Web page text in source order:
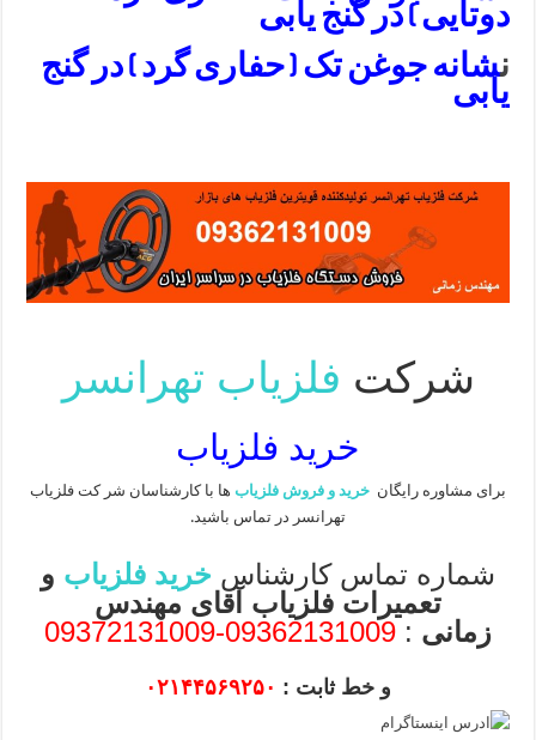
دوتایی ) در گنج یابی
نشانه جوغن تک ( حفاری گرد ) در گنج
یابی
شرکت فلزیاب تهرانسر
خرید فلزیاب
برای مشاوره رایگان خرید و فروش فلزیاب ها با کارشناسان شر کت فلزیاب
تهرانسر در تماس باشید.
شماره تماس کارشناس خرید فلزیاب و
تعمیرات فلزیاب آقای مهندس
زمانی :
09362131009-09372131009
و خط ثابت :